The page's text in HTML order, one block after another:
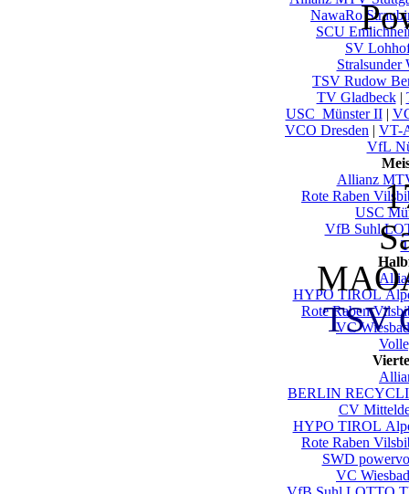
NawaRo
SCU
SV
Stralsunder
TSV Rudow
TV Gladbeck|
USC_Münster II|
VCO Dresden | VT-
VfL
Allianz
Rote Raben
USC
VfB Suhl
HYPO TIROL
Rote Raben
VC
BERLIN
CV
HYPO TIROL
Rote Raben
SWD
VC
TSV